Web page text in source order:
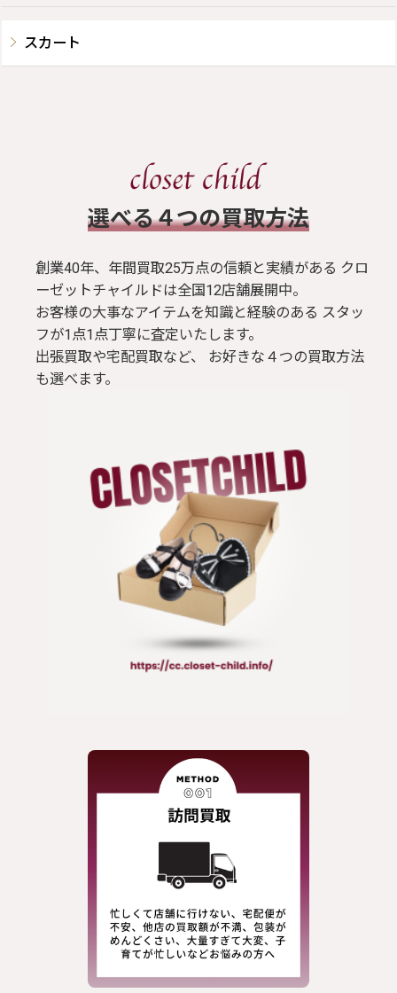
スカート
​選べる４つの買取方法
創業40年、年間買取25万点の信頼と実績がある クロ
ーゼットチャイルドは全国12店舗展開中。
お客様の大事なアイテムを知識と経験のある スタッ
フが1点1点丁寧に査定いたします。
出張買取や宅配買取など、 お好きな４つの買取方法
も選べます。